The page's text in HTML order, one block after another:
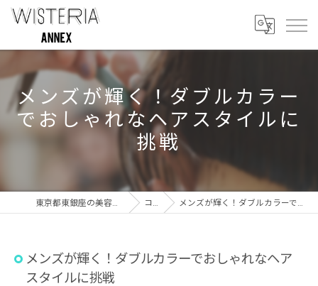
メンズが輝く！ダブルカラー
でおしゃれなヘアスタイルに
挑戦
東京都東銀座の美容室ならWISTERIA ANNEX コラム メンズが輝く！ダブルカラーでおしゃれなヘアスタイルに挑戦
メンズが輝く！ダブルカラーでおしゃれなヘア
スタイルに挑戦